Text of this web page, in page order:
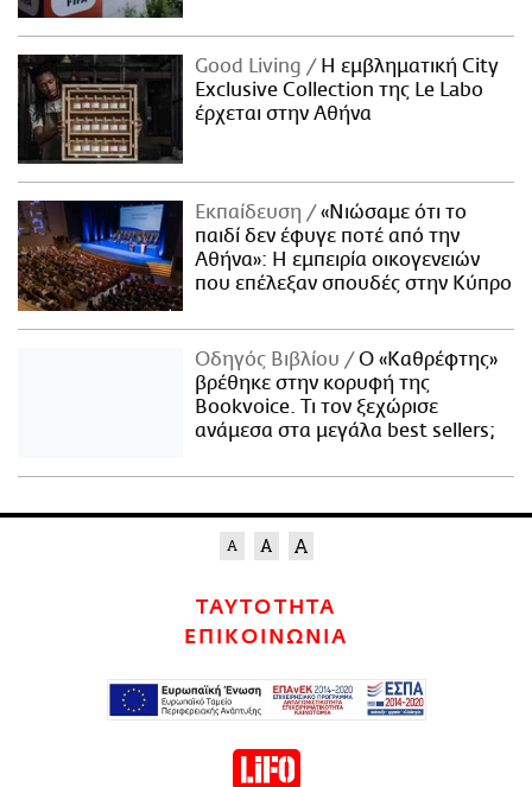
Good Living
Η εμβληματική City
Exclusive Collection της Le Labo
έρχεται στην Αθήνα
Εκπαίδευση
«Νιώσαμε ότι το
παιδί δεν έφυγε ποτέ από την
Αθήνα»: Η εμπειρία οικογενειών
που επέλεξαν σπουδές στην Κύπρο
Οδηγός Βιβλίου
Ο «Καθρέφτης»
βρέθηκε στην κορυφή της
Bookvoice. Τι τον ξεχώρισε
ανάμεσα στα μεγάλα best sellers;
ΤΑΥΤΟΤΗΤΑ
ΕΠΙΚΟΙΝΩΝΙΑ